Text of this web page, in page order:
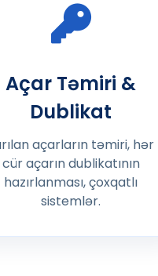
Açar Təmiri &
Dublikat
açarların təmiri, hər
cür açarın dublikatının
hazırlanması, çoxqatlı
sistemlər.